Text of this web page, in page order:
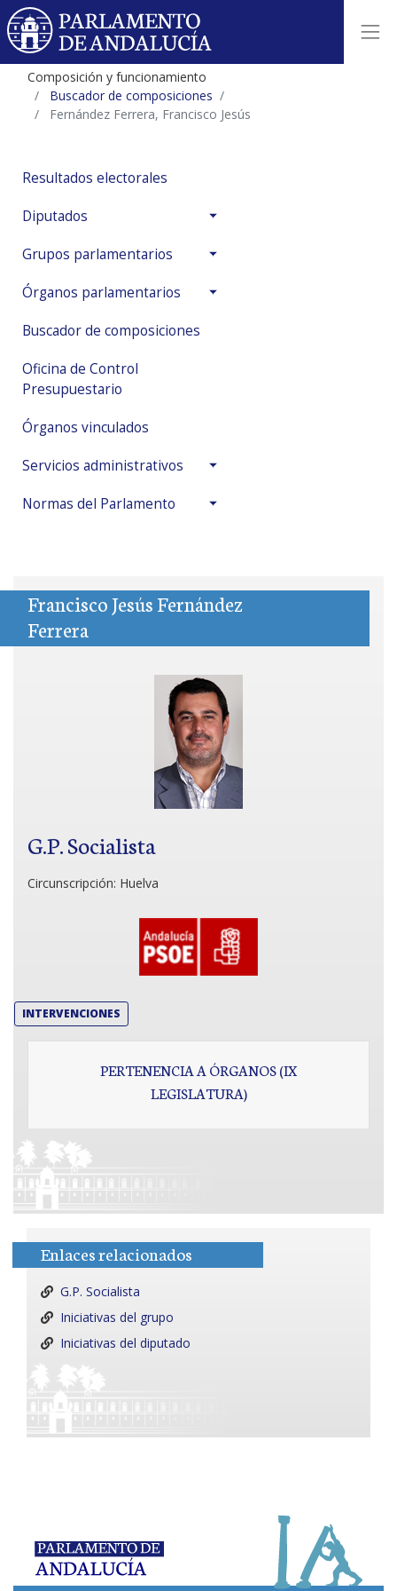
Composición y funcionamiento
Buscador de composiciones
Fernández Ferrera, Francisco Jesús
Resultados electorales
Diputados
Grupos parlamentarios
Órganos parlamentarios
Buscador de composiciones
Oficina de Control
Presupuestario
Órganos vinculados
Servicios administrativos
Normas del Parlamento
Francisco Jesús Fernández
Ferrera
G.P. Socialista
Circunscripción: Huelva
INTERVENCIONES
PERTENENCIA A ÓRGANOS (IX
LEGISLATURA)
Enlaces relacionados
G.P. Socialista
Iniciativas del grupo
Iniciativas del diputado